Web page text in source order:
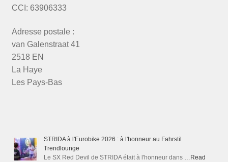
CCI: 63906333
Adresse postale :
van Galenstraat 41
2518 EN
La Haye
Les Pays-Bas
STRIDA à l'Eurobike 2026 : à l'honneur au Fahrstil
Trendlounge
Le SX Red Devil de STRIDA était à l'honneur dans … Read